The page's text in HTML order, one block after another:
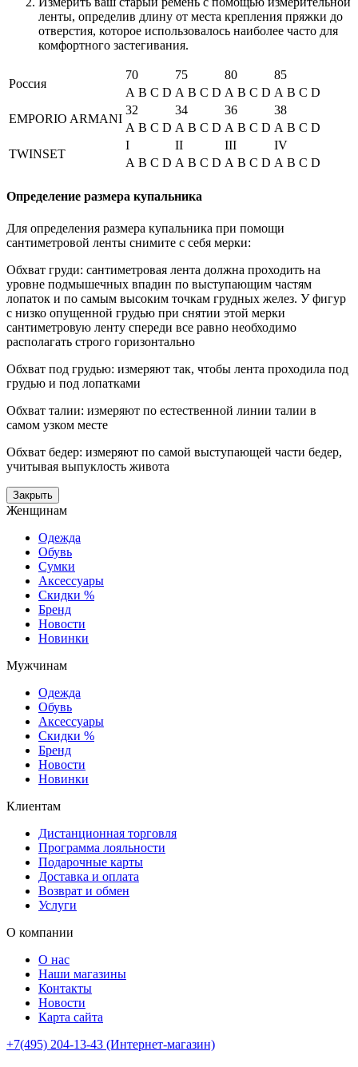
ленты, определив длину от места крепления пряжки до
отверстия, которое использовалось наиболее часто для
комфортного застегивания.
Россия
70 75 80
85
A B C D A B C D A B C D A B C D
EMPORIO ARMANI
32 34 36
38
A B C D A B C D A B C D A B C D
TWINSET
I II III
IV
A B C D A B C D A B C D A B C D
Определение размера купальника
Для определения размера купальника при помощи
сантиметровой ленты снимите с себя мерки:
Обхват груди: сантиметровая лента должна проходить на
уровне подмышечных впадин по выступающим частям
лопаток и по самым высоким точкам грудных желез. У фигур
с низко опущенной грудью при снятии этой мерки
сантиметровую ленту спереди все равно необходимо
располагать строго горизонтально
Обхват под грудью: измеряют так, чтобы лента проходила под
грудью и под лопатками
Обхват талии: измеряют по естественной линии талии в
самом узком месте
Обхват бедер: измеряют по самой выступающей части бедер,
учитывая выпуклость живота
Закрыть
Женщинам
Одежда
Обувь
Сумки
Аксессуары
Скидки %
Бренд
Новости
Новинки
Мужчинам
Одежда
Обувь
Аксессуары
Скидки %
Бренд
Новости
Новинки
Клиентам
Дистанционная торговля
Программа лояльности
Подарочные карты
Доставка и оплата
Возврат и обмен
Услуги
О компании
О нас
Наши магазины
Контакты
Новости
Карта сайта
+7(495) 204-13-43 (Интернет-магазин)